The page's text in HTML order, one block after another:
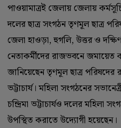
পাওয়ামাত্রই জেলায় জেলায়
দলের ছাত্র সংগঠন তৃণমূল ছাত্র
জেলা হাওড়া, হুগলি, উত্তর ও
নেতাকর্মীদের রাজভবনে জমায়েত
জানিয়েছেন তৃণমূল ছাত্র পরিষদের
ভট্টাচার্য। মহিলা সংগঠনের
চন্দ্রিমা ভট্টাচার্যও দলের মহিলা
উপস্থিত করাতে উদ্যোগী হয়েছেন।